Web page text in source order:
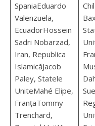
SpaniaEduardo
Valenzuela,
EcuadorHossein
Sadri Nobarzad,
Iran, Republica
IslamicăJacob
Paley, Statele
UniteMahé Elipe,
FranțaTommy
Trenchard,